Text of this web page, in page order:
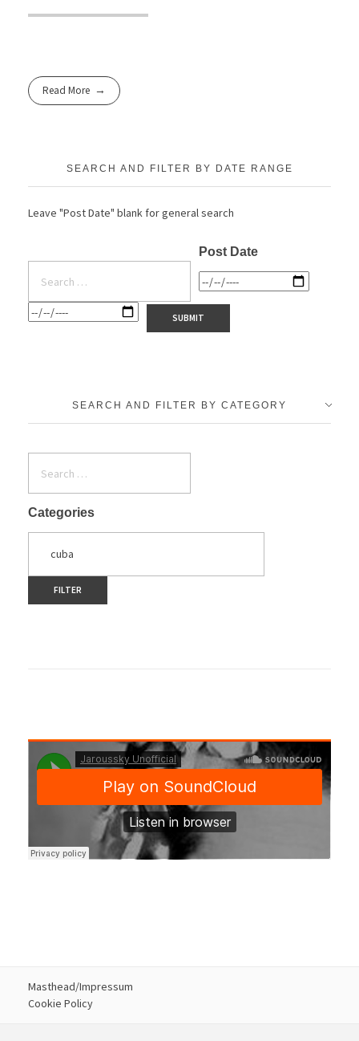
Read More
SEARCH AND FILTER BY DATE RANGE
Leave "Post Date" blank for general search
Post Date
SEARCH AND FILTER BY CATEGORY
Categories
Masthead/Impressum
Cookie Policy